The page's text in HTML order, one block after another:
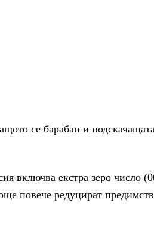
се барабан и
включва екстра зеро число
повече редуцират